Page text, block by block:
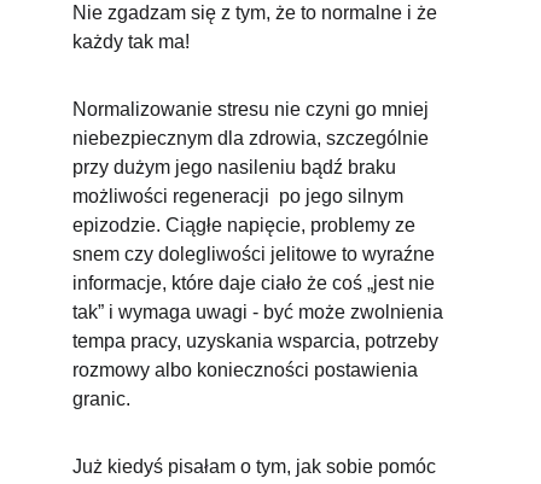
Nie zgadzam się z tym, że to normalne i że
każdy tak ma!
Normalizowanie stresu nie czyni go mniej
niebezpiecznym dla zdrowia, szczególnie
przy dużym jego nasileniu bądź braku
możliwości regeneracji  po jego silnym
epizodzie. Ciągłe napięcie, problemy ze
snem czy dolegliwości jelitowe to wyraźne
informacje, które daje ciało że coś „jest nie
tak” i wymaga uwagi - być może zwolnienia
tempa pracy, uzyskania wsparcia, potrzeby
rozmowy albo konieczności postawienia
granic.
Już kiedyś pisałam o tym, jak sobie pomóc